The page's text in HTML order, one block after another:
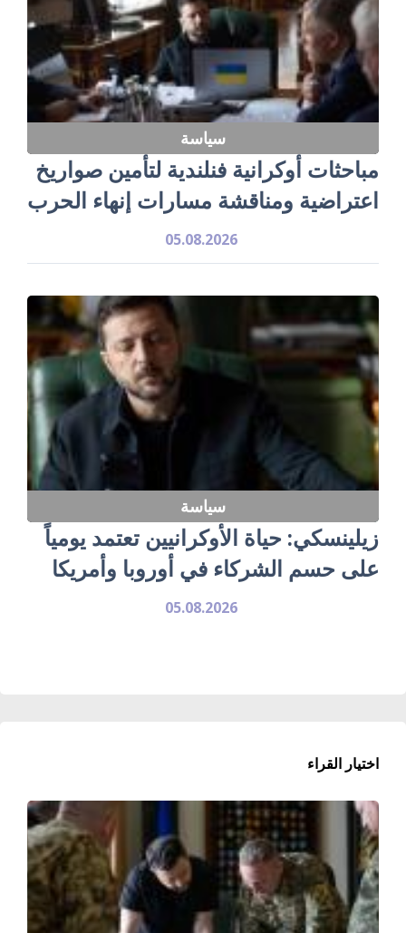
سياسة
مباحثات أوكرانية فنلندية لتأمين صواريخ
اعتراضية ومناقشة مسارات إنهاء الحرب
05.08.2026
سياسة
زيلينسكي: حياة الأوكرانيين تعتمد يومياً
على حسم الشركاء في أوروبا وأمريكا
05.08.2026
اختيار القراء